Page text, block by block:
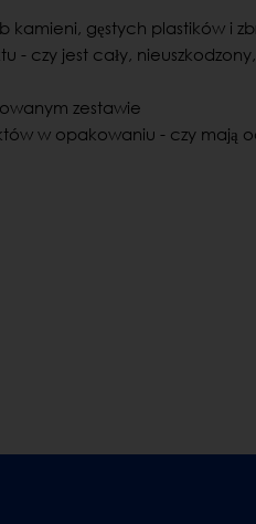
kamieni, gęstych plastików i
czy jest cały,
zestawie
w opakowaniu - czy mają